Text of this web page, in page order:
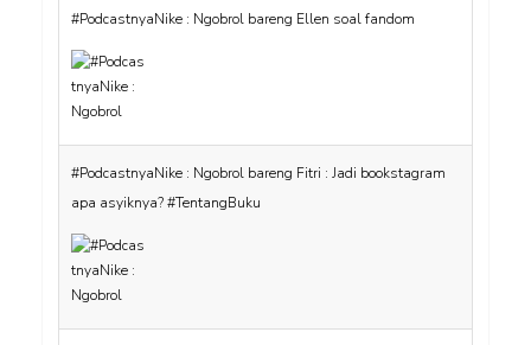
#PodcastnyaNike : Ngobrol bareng Ellen soal fandom
#PodcastnyaNike : Ngobrol bareng Fitri : Jadi bookstagram
apa asyiknya? #TentangBuku